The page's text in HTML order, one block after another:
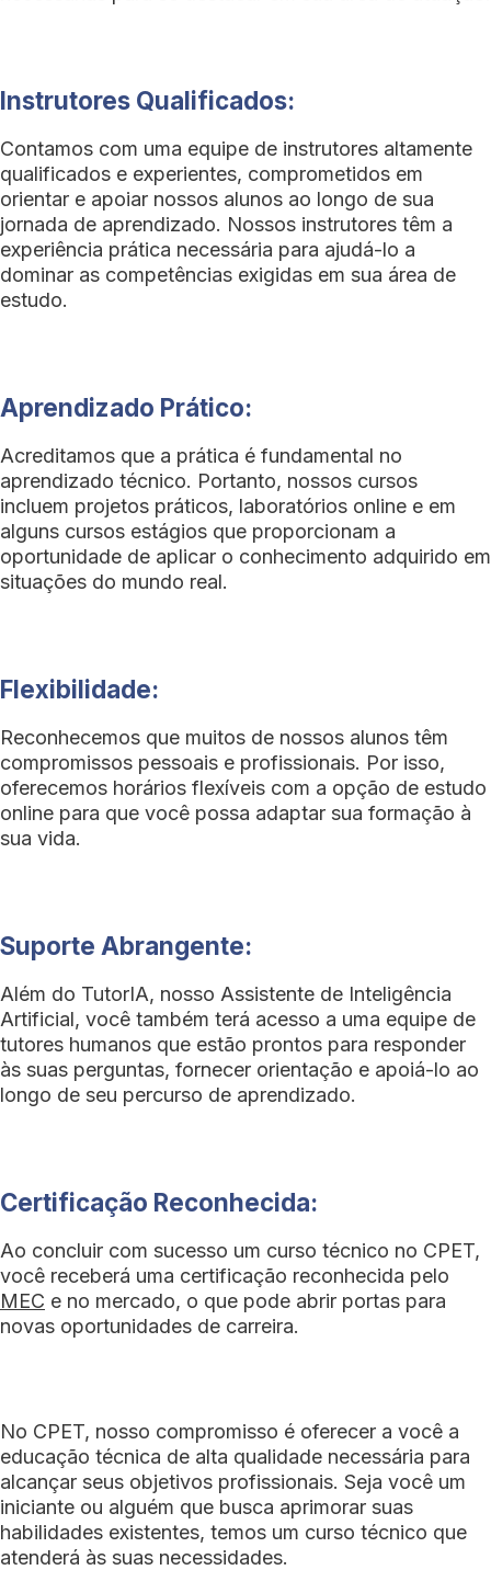
Instrutores Qualificados:
Contamos com uma equipe de instrutores altamente
qualificados e experientes, comprometidos em
orientar e apoiar nossos alunos ao longo de sua
jornada de aprendizado. Nossos instrutores têm a
experiência prática necessária para ajudá-lo a
dominar as competências exigidas em sua área de
estudo.
Aprendizado Prático:
Acreditamos que a prática é fundamental no
aprendizado técnico. Portanto, nossos cursos
incluem projetos práticos, laboratórios online e em
alguns cursos estágios que proporcionam a
oportunidade de aplicar o conhecimento adquirido em
situações do mundo real.
Flexibilidade:
Reconhecemos que muitos de nossos alunos têm
compromissos pessoais e profissionais. Por isso,
oferecemos horários flexíveis com a opção de estudo
online para que você possa adaptar sua formação à
sua vida.
Suporte Abrangente:
Além do TutorIA, nosso Assistente de Inteligência
Artificial, você também terá acesso a uma equipe de
tutores humanos que estão prontos para responder
às suas perguntas, fornecer orientação e apoiá-lo ao
longo de seu percurso de aprendizado.
Certificação Reconhecida:
Ao concluir com sucesso um curso técnico no CPET,
você receberá uma certificação reconhecida pelo
MEC e no mercado, o que pode abrir portas para
novas oportunidades de carreira.
No CPET, nosso compromisso é oferecer a você a
educação técnica de alta qualidade necessária para
alcançar seus objetivos profissionais. Seja você um
iniciante ou alguém que busca aprimorar suas
habilidades existentes, temos um curso técnico que
atenderá às suas necessidades.